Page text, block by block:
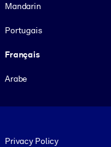
Mandarin
Portugais
Français
Arabe
Privacy Policy